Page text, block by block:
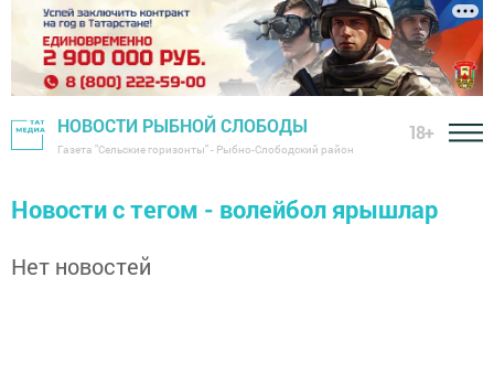
НОВОСТИ РЫБНОЙ СЛОБОДЫ
Газета "Сельские горизонты" - Рыбно-Слободский район
18+
Новости с тегом - волейбол ярышлар
Нет новостей